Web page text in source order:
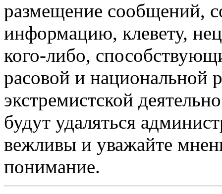
размещение сообщений,
информацию, клевету,
кого-либо,
расовой и национальной
экстремистской
будут удаляться
вежливы и уважайте
понимание.